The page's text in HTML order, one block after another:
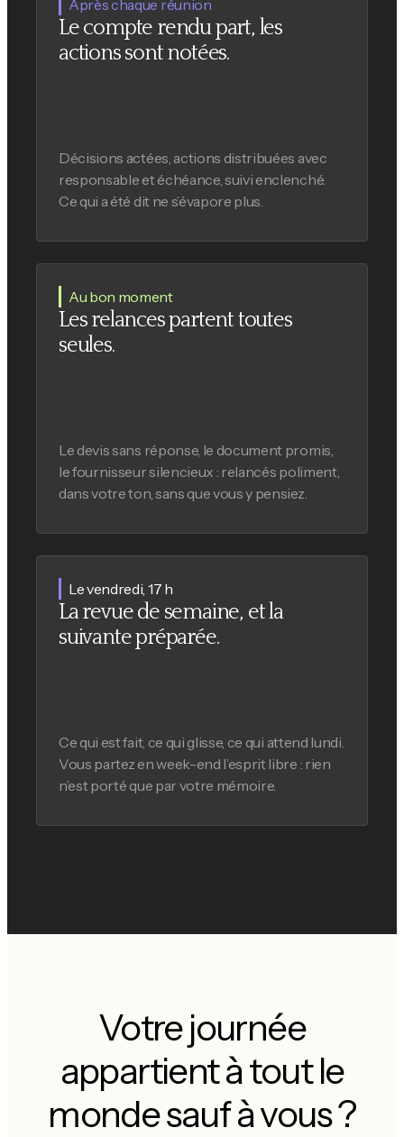
Après chaque réunion
Le compte rendu part, les
actions sont notées.
Décisions actées, actions distribuées avec
responsable et échéance, suivi enclenché.
Ce qui a été dit ne s’évapore plus.
Au bon moment
Les relances partent toutes
seules.
Le devis sans réponse, le document promis,
le fournisseur silencieux : relancés poliment,
dans votre ton, sans que vous y pensiez.
Le vendredi, 17 h
La revue de semaine, et la
suivante préparée.
Ce qui est fait, ce qui glisse, ce qui attend lundi.
Vous partez en week-end l’esprit libre : rien
n’est porté que par votre mémoire.
Votre journée
appartient à tout le
monde sauf à vous ?